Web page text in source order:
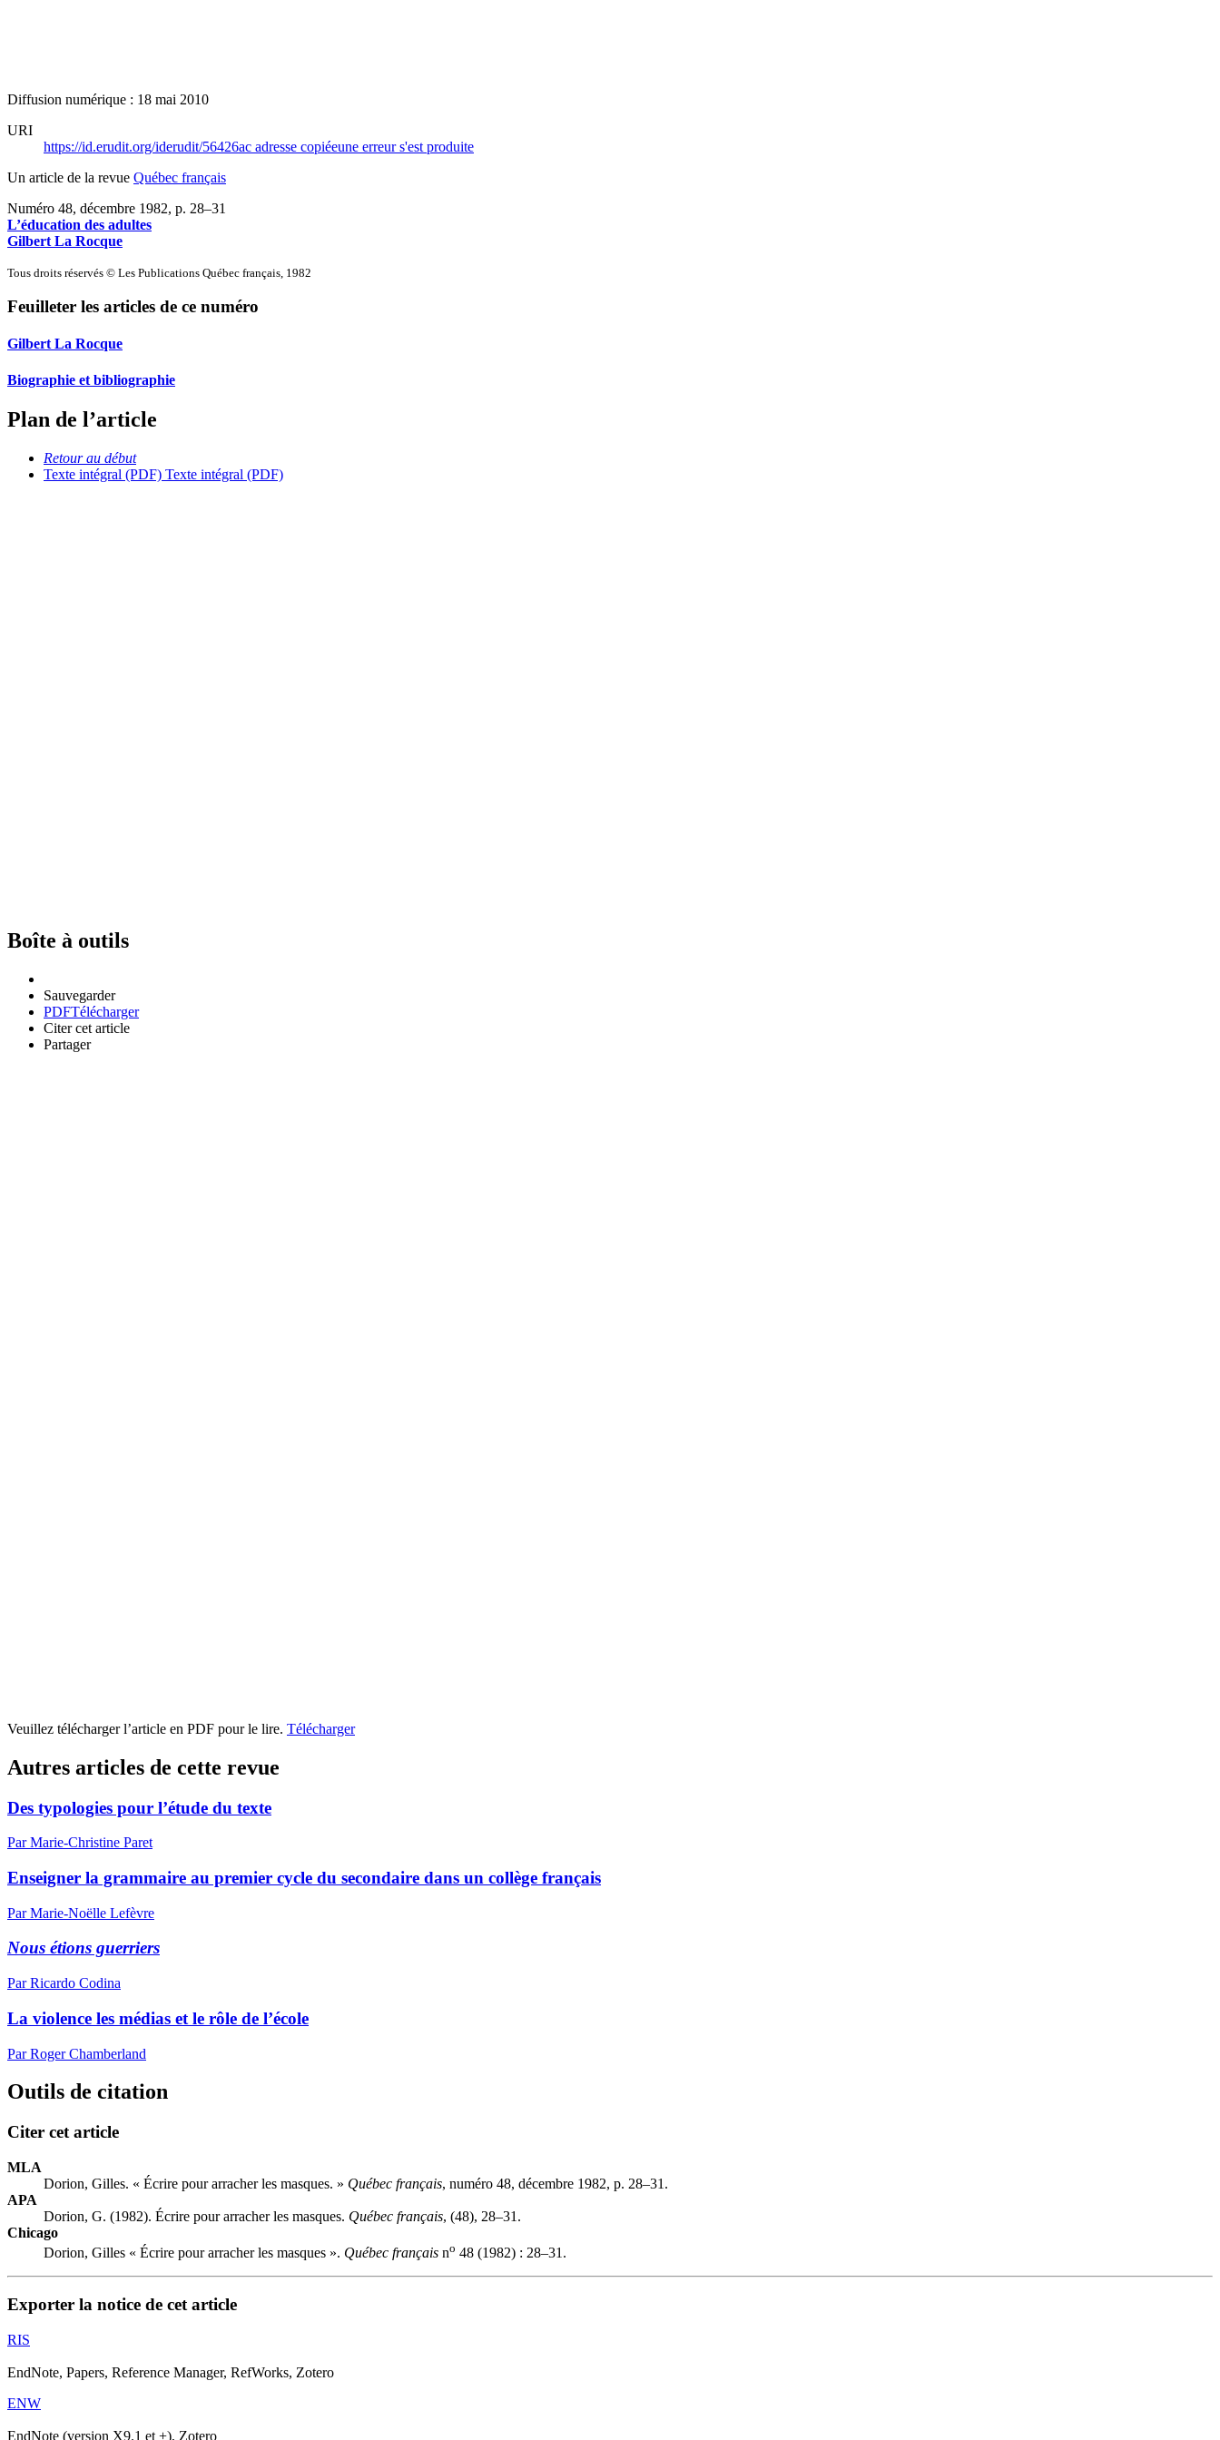
Diffusion numérique : 18 mai 2010
URI
https://id.erudit.org/iderudit/56426ac adresse copiéeune erreur s'est produite
Un article de la revue Québec français
Numéro 48, décembre 1982, p. 28–31
L’éducation des adultes
Gilbert La Rocque
Tous droits réservés © Les Publications Québec français, 1982
Feuilleter les articles de ce numéro
Gilbert La Rocque
Biographie et bibliographie
Plan de l’article
Retour au début
Texte intégral (PDF) Texte intégral (PDF)
Boîte à outils
Sauvegarder
PDFTélécharger
Citer cet article
Partager
Veuillez télécharger l’article en PDF pour le lire. Télécharger
Autres articles de cette revue
Des typologies pour l’étude du texte
Par Marie-Christine Paret
Enseigner la grammaire au premier cycle du secondaire dans un collège français
Par Marie-Noëlle Lefèvre
Nous étions guerriers
Par Ricardo Codina
La violence les médias et le rôle de l’école
Par Roger Chamberland
Outils de citation
Citer cet article
MLA
Dorion, Gilles. « Écrire pour arracher les masques. » Québec français, numéro 48, décembre 1982, p. 28–31.
APA
Dorion, G. (1982). Écrire pour arracher les masques. Québec français, (48), 28–31.
Chicago
Dorion, Gilles « Écrire pour arracher les masques ». Québec français no 48 (1982) : 28–31.
Exporter la notice de cet article
RIS
EndNote, Papers, Reference Manager, RefWorks, Zotero
ENW
EndNote (version X9.1 et +), Zotero